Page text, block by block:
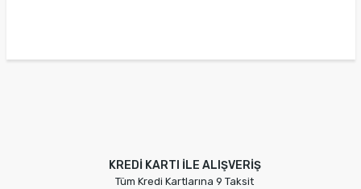
KREDİ KARTI İLE ALIŞVERİŞ
Tüm Kredi Kartlarına 9 Taksit